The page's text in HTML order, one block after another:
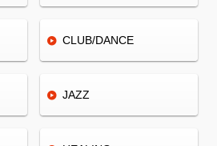
CLUB/DANCE
JAZZ